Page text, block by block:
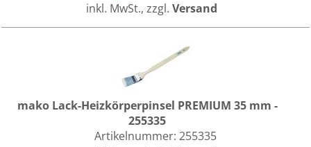
inkl. MwSt., zzgl. Versand
mako Lack-Heizkörperpinsel PREMIUM 35 mm -
255335
Artikelnummer: 255335